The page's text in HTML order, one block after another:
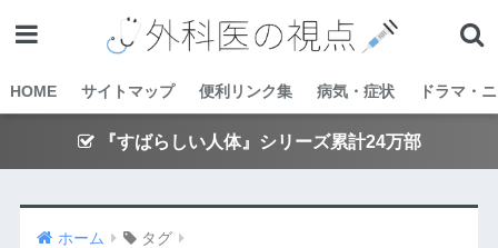
HOME サイトマップ 便利リンク集 病気・症状 ドラマ・
『すばらしい人体』シリーズ累計24万部
ホーム タグ